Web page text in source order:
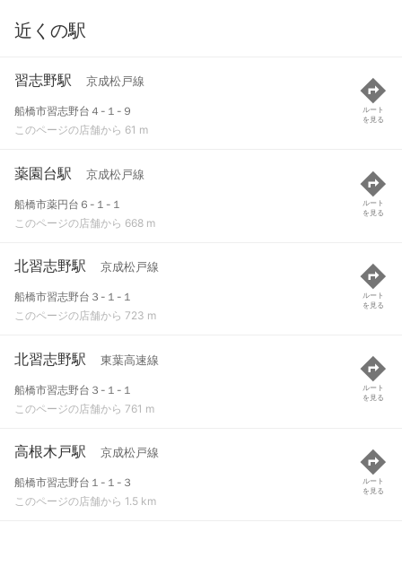
近くの駅
習志野駅 京成松戸線
船橋市習志野台４-１-９
このページの店舗から 61 m
ルート
を見る
薬園台駅 京成松戸線
船橋市薬円台６-１-１
このページの店舗から 668 m
ルート
を見る
北習志野駅 京成松戸線
船橋市習志野台３-１-１
このページの店舗から 723 m
ルート
を見る
北習志野駅 東葉高速線
船橋市習志野台３-１-１
このページの店舗から 761 m
ルート
を見る
高根木戸駅 京成松戸線
船橋市習志野台１-１-３
このページの店舗から 1.5 km
ルート
を見る